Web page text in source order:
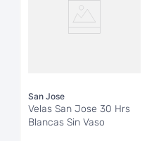
San Jose
Velas San Jose 30 Hrs
Blancas Sin Vaso